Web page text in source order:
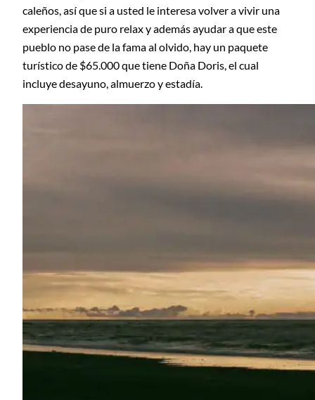
caleños, así que si a usted le interesa volver a vivir una
experiencia de puro relax y además ayudar a que este
pueblo no pase de la fama al olvido, hay un paquete
turístico de $65.000 que tiene Doña Doris, el cual
incluye desayuno, almuerzo y estadía.